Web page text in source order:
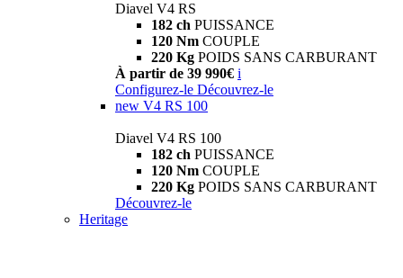
Diavel V4 RS
182 ch PUISSANCE
120 Nm COUPLE
220 Kg POIDS SANS CARBURANT
À partir de 39 990€ i
Configurez-le Découvrez-le
new V4 RS 100
Diavel V4 RS 100
182 ch PUISSANCE
120 Nm COUPLE
220 Kg POIDS SANS CARBURANT
Découvrez-le
Heritage